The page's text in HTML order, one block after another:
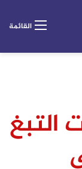
القائمة
التبغ